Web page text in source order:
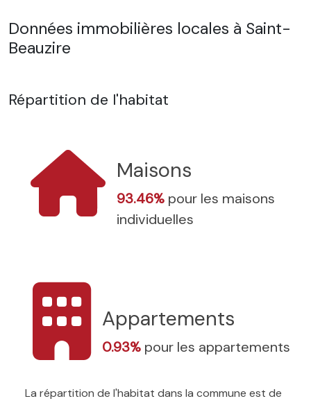
Données immobilières locales à Saint-
Beauzire
Répartition de l'habitat
Maisons
93.46% pour les maisons
individuelles
Appartements
0.93% pour les appartements
La répartition de l'habitat dans la commune est de